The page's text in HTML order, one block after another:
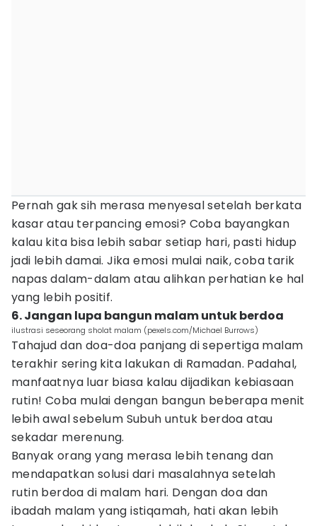
Pernah gak sih merasa menyesal setelah berkata
kasar atau terpancing emosi? Coba bayangkan
kalau kita bisa lebih sabar setiap hari, pasti hidup
jadi lebih damai. Jika emosi mulai naik, coba tarik
napas dalam-dalam atau alihkan perhatian ke hal
yang lebih positif.
6. Jangan lupa bangun malam untuk berdoa
ilustrasi seseorang sholat malam (pexels.com/Michael Burrows)
Tahajud dan doa-doa panjang di sepertiga malam
terakhir sering kita lakukan di Ramadan. Padahal,
manfaatnya luar biasa kalau dijadikan kebiasaan
rutin! Coba mulai dengan bangun beberapa menit
lebih awal sebelum Subuh untuk berdoa atau
sekadar merenung.
Banyak orang yang merasa lebih tenang dan
mendapatkan solusi dari masalahnya setelah
rutin berdoa di malam hari. Dengan doa dan
ibadah malam yang istiqamah, hati akan lebih